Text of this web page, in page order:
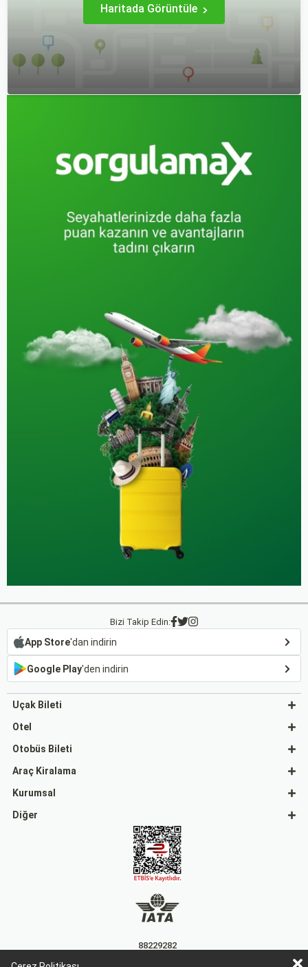
Haritada Görüntüle
Bizi Takip Edin:
App Store'dan indirin
Google Play'den indirin
Uçak Bileti
Otel
Otobüs Bileti
Araç Kiralama
Kurumsal
Diğer
88229282